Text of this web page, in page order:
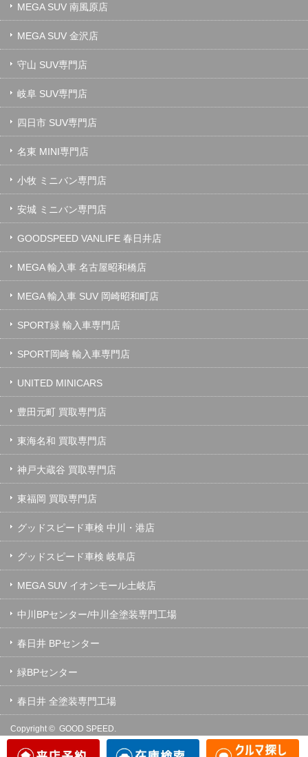
MEGA SUV 南風原店
MEGA SUV 金沢店
守山 SUV専門店
岐阜 SUV専門店
四日市 SUV専門店
名東 MINI専門店
小牧 ミニバン専門店
安城 ミニバン専門店
GOODSPEED VANLIFE 春日井店
MEGA 輸入車 名古屋昭和橋店
MEGA 輸入車 SUV 岡崎昭和町店
SPORT緑 輸入車専門店
SPORT岡崎 輸入車専門店
UNITED MINICARS
豊田元町 買取専門店
東海名和 買取専門店
神戸大蔵谷 買取専門店
東福岡 買取専門店
グッドスピード車検 中川・港店
グッドスピード車検 岐阜店
MEGA SUV イオンモール土岐店
中川BPセンター/中川全塗装専門工場
春日井 BPセンター
緑BPセンター
春日井 全塗装専門工場
Copyright © GOOD SPEED.